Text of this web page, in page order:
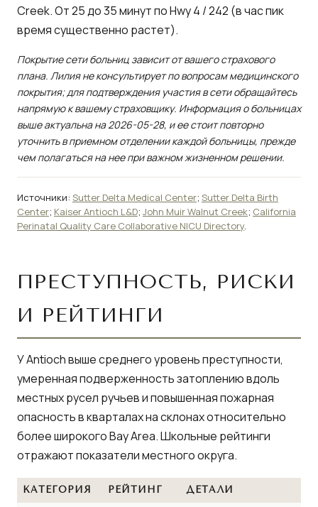
Creek. От 25 до 35 минут по Hwy 4 / 242 (в час пик
время существенно растет).
Покрытие сети больниц зависит от вашего страхового
плана. Лилия не консультирует по вопросам медицинского
покрытия; для подтверждения участия в сети обращайтесь
напрямую к вашему страховщику. Информация о больницах
выше актуальна на 2026-05-28, и ее стоит повторно
уточнить в приемном отделении каждой больницы, прежде
чем полагаться на нее при важном жизненном решении.
Источники: Sutter Delta Medical Center; Sutter Delta Birth
Center; Kaiser Antioch L&D; John Muir Walnut Creek; California
Perinatal Quality Care Collaborative NICU Directory.
ПРЕСТУПНОСТЬ, РИСКИ
И РЕЙТИНГИ
У Antioch выше среднего уровень преступности,
умеренная подверженность затоплению вдоль
местных русел ручьев и повышенная пожарная
опасность в кварталах на склонах относительно
более широкого Bay Area. Школьные рейтинги
отражают показатели местного округа.
КАТЕГОРИЯ РЕЙТИНГ ДЕТАЛИ